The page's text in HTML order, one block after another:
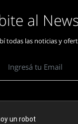
al
todas las noticias y